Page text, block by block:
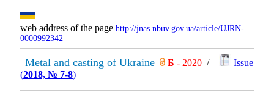
web address of the page http://jnas.nbuv.gov.ua/article/UJRN-
0000992342
Metal and casting of Ukraine Б - 2020 /
Issue
(2018, № 7-8)